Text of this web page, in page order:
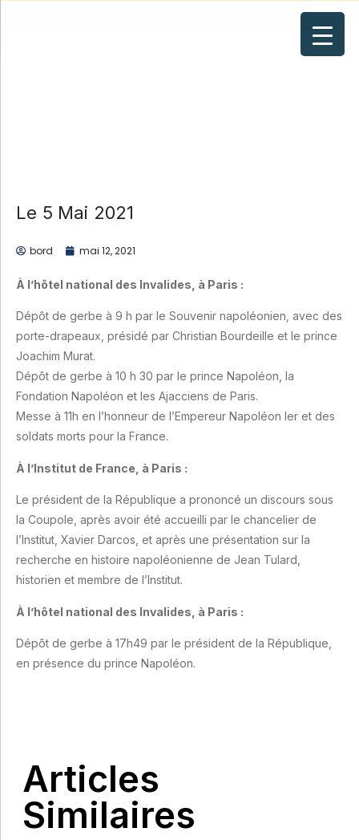
Le 5 Mai 2021
bord mai 12, 2021
À l’hôtel national des Invalides, à Paris :
Dépôt de gerbe à 9 h par le Souvenir napoléonien, avec des
porte-drapeaux, présidé par Christian Bourdeille et le prince
Joachim Murat.
Dépôt de gerbe à 10 h 30 par le prince Napoléon, la
Fondation Napoléon et les Ajacciens de Paris.
Messe à 11h en l’honneur de l’Empereur Napoléon Ier et des
soldats morts pour la France.
À l’Institut de France, à Paris :
Le président de la République a prononcé un discours sous
la Coupole, après avoir été accueilli par le chancelier de
l’Institut, Xavier Darcos, et après une présentation sur la
recherche en histoire napoléonienne de Jean Tulard,
historien et membre de l’Institut.
À l’hôtel national des Invalides, à Paris :
Dépôt de gerbe à 17h49 par le président de la République,
en présence du prince Napoléon.
Articles
Similaires